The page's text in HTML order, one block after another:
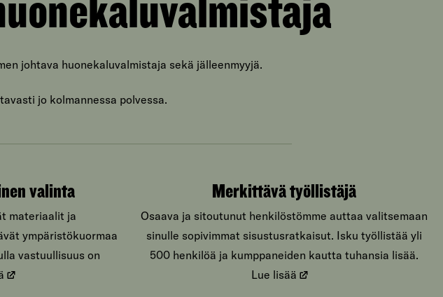
johtava huonekaluvalmistaja sekä jälleenmyyjä.
jo kolmannessa polvessa.
valinta
materiaalit ja
ympäristökuormaa
vastuullisuus on
Merkittävä työllistäjä
Osaava ja sitoutunut henkilöstömme auttaa valitsemaan
sinulle sopivimmat sisustusratkaisut. Isku työllistää yli
500 henkilöä ja kumppaneiden kautta tuhansia lisää.
Lue lisää